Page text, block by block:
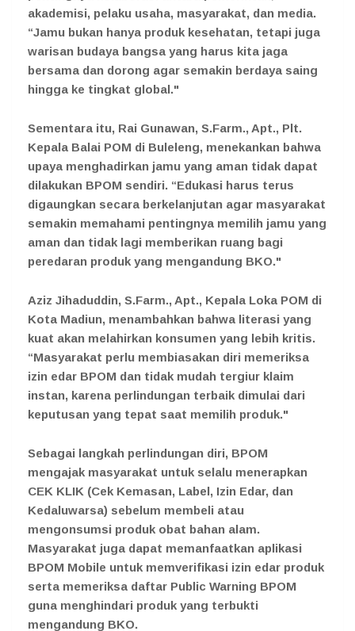
akademisi, pelaku usaha, masyarakat, dan media.
“Jamu bukan hanya produk kesehatan, tetapi juga
warisan budaya bangsa yang harus kita jaga
bersama dan dorong agar semakin berdaya saing
hingga ke tingkat global."
Sementara itu, Rai Gunawan, S.Farm., Apt., Plt.
Kepala Balai POM di Buleleng, menekankan bahwa
upaya menghadirkan jamu yang aman tidak dapat
dilakukan BPOM sendiri. “Edukasi harus terus
digaungkan secara berkelanjutan agar masyarakat
semakin memahami pentingnya memilih jamu yang
aman dan tidak lagi memberikan ruang bagi
peredaran produk yang mengandung BKO."
Aziz Jihaduddin, S.Farm., Apt., Kepala Loka POM di
Kota Madiun, menambahkan bahwa literasi yang
kuat akan melahirkan konsumen yang lebih kritis.
“Masyarakat perlu membiasakan diri memeriksa
izin edar BPOM dan tidak mudah tergiur klaim
instan, karena perlindungan terbaik dimulai dari
keputusan yang tepat saat memilih produk."
Sebagai langkah perlindungan diri, BPOM
mengajak masyarakat untuk selalu menerapkan
CEK KLIK (Cek Kemasan, Label, Izin Edar, dan
Kedaluwarsa) sebelum membeli atau
mengonsumsi produk obat bahan alam.
Masyarakat juga dapat memanfaatkan aplikasi
BPOM Mobile untuk memverifikasi izin edar produk
serta memeriksa daftar Public Warning BPOM
guna menghindari produk yang terbukti
mengandung BKO.